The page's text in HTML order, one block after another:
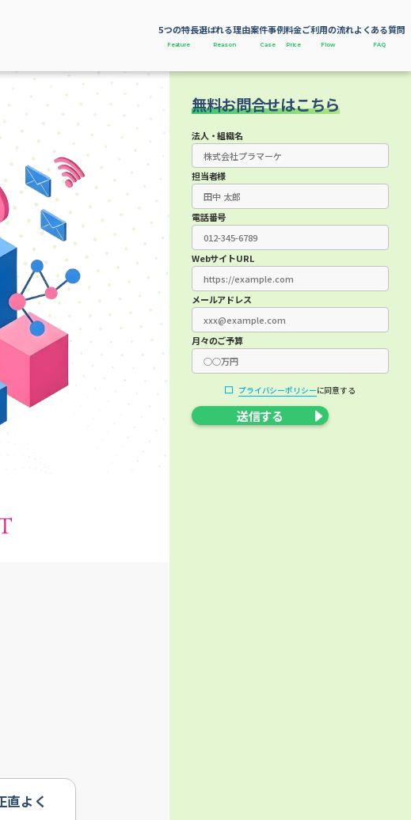
5つの特長
Feature
選ばれる理由
Reason
案件事例
Case
料金
Price
ご利用の流れ
Flow
よくある質問
FAQ
直よく
無料お問合せはこちら
法人・組織名
担当者様
電話番号
WebサイトURL
メールアドレス
月々のご予算
プライバシーポリシーに同意する